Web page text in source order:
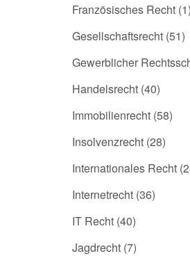
Französisches Recht (1)
Gesellschaftsrecht (51)
Gewerblicher
Handelsrecht (40)
Immobilienrecht (58)
Insolvenzrecht (28)
Internationales Recht
Internetrecht (36)
IT Recht (40)
Jagdrecht (7)